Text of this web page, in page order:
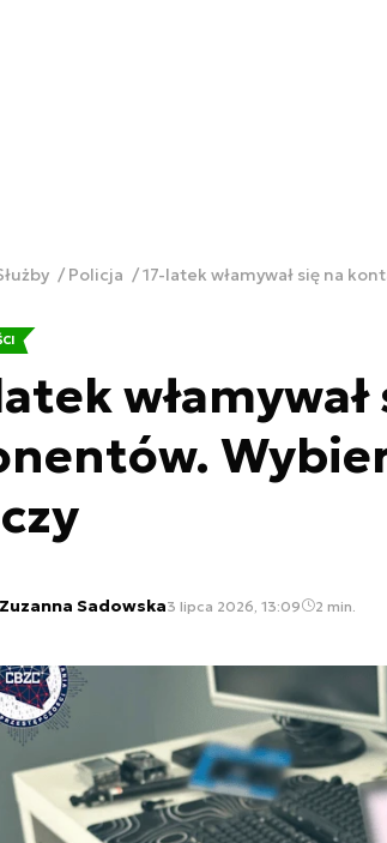
Policja 17-latek włamywał się na
Sadowska3 lipca 2026, 13:09 2 min.